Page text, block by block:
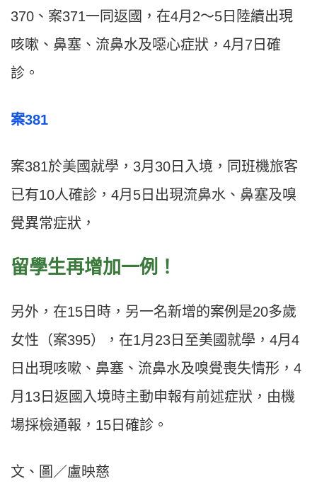
370、案371一同返國，在4月2～5日陸續出現
咳嗽、鼻塞、流鼻水及噁心症狀，4月7日確
診。
案381
案381於美國就學，3月30日入境，同班機旅客
已有10人確診，4月5日出現流鼻水、鼻塞及嗅
覺異常症狀，
留學生再增加一例！
另外，在15日時，另一名新增的案例是20多歲
女性（案395），在1月23日至美國就學，4月4
日出現咳嗽、鼻塞、流鼻水及嗅覺喪失情形，4
月13日返國入境時主動申報有前述症狀，由機
場採檢通報，15日確診。
文、圖／盧映慈